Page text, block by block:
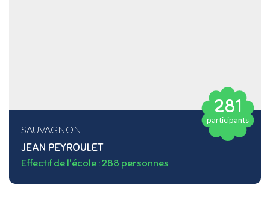
281
participants
SAUVAGNON
JEAN PEYROULET
Effectif de l'école : 288 personnes